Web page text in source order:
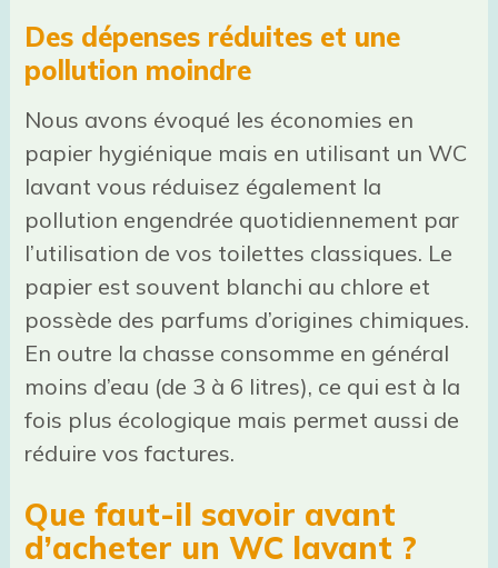
Des dépenses réduites et une
pollution moindre
Nous avons évoqué les économies en
papier hygiénique mais en utilisant un WC
lavant vous réduisez également la
pollution engendrée quotidiennement par
l’utilisation de vos toilettes classiques. Le
papier est souvent blanchi au chlore et
possède des parfums d’origines chimiques.
En outre la chasse consomme en général
moins d’eau (de 3 à 6 litres), ce qui est à la
fois plus écologique mais permet aussi de
réduire vos factures.
Que faut-il savoir avant
d’acheter un WC lavant ?